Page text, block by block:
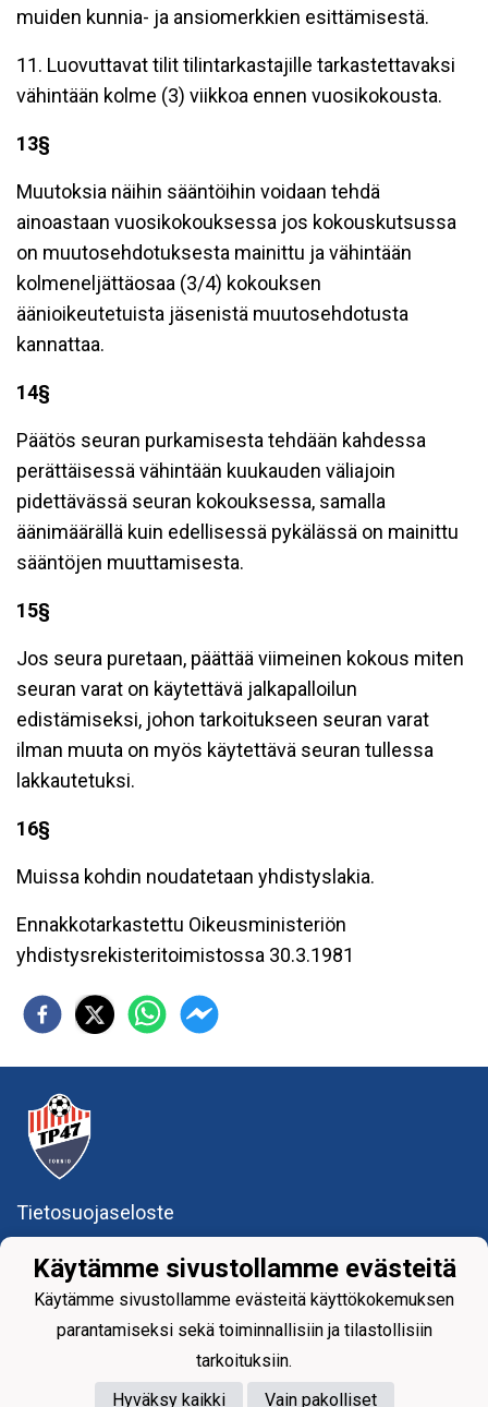
muiden kunnia- ja ansiomerkkien esittämisestä.
11. Luovuttavat tilit tilintarkastajille tarkastettavaksi
vähintään kolme (3) viikkoa ennen vuosikokousta.
13§
Muutoksia näihin sääntöihin voidaan tehdä
ainoastaan vuosikokouksessa jos kokouskutsussa
on muutosehdotuksesta mainittu ja vähintään
kolmeneljättäosaa (3/4) kokouksen
äänioikeutetuista jäsenistä muutosehdotusta
kannattaa.
14§
Päätös seuran purkamisesta tehdään kahdessa
perättäisessä vähintään kuukauden väliajoin
pidettävässä seuran kokouksessa, samalla
äänimäärällä kuin edellisessä pykälässä on mainittu
sääntöjen muuttamisesta.
15§
Jos seura puretaan, päättää viimeinen kokous miten
seuran varat on käytettävä jalkapalloilun
edistämiseksi, johon tarkoitukseen seuran varat
ilman muuta on myös käytettävä seuran tullessa
lakkautetuksi.
16§
Muissa kohdin noudatetaan yhdistyslakia.
Ennakkotarkastettu Oikeusministeriön
yhdistysrekisteritoimistossa 30.3.1981
Tietosuojaseloste
Tornion Pallo -47 ry
Teollisuuskatu 8-10
95420 Tornio
+35840591 9275
Käytämme sivustollamme evästeitä
Käytämme sivustollamme evästeitä käyttökokemuksen
parantamiseksi sekä toiminnallisiin ja tilastollisiin
tarkoituksiin.
Hyväksy kaikki
Vain pakolliset